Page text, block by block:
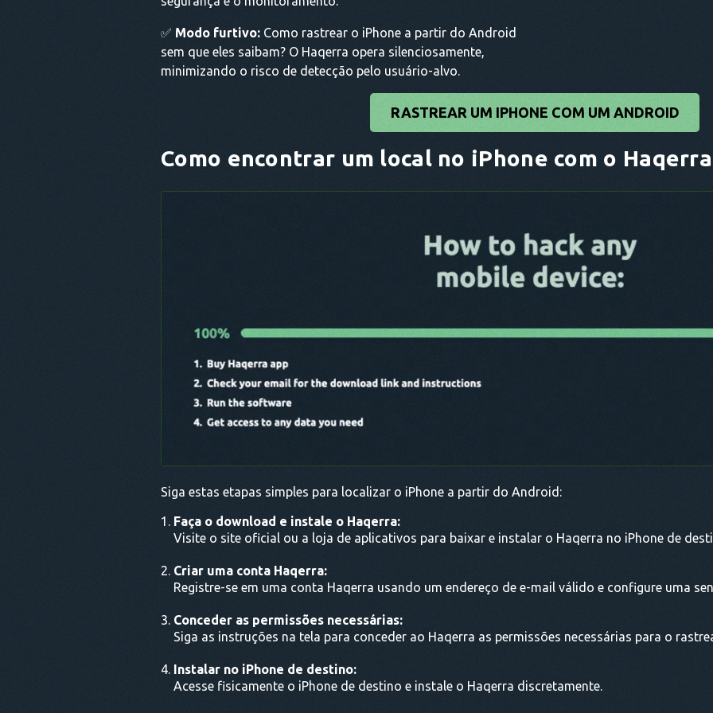
✅ Modo furtivo: Como rastrear o iPhone a partir do Android
sem que eles saibam? O Haqerra opera silenciosamente,
minimizando o risco de detecção pelo usuário-alvo.
RASTREAR UM IPHONE COM UM ANDROID
Como encontrar um local no iPhone com o
Siga estas etapas simples para localizar o iPhone a partir do Android:
Faça o download e instale o Haqerra:
Visite o site oficial ou a loja de aplicativos para baixar e instalar o Haqerra no iPhone de
Criar uma conta Haqerra:
Registre-se em uma conta Haqerra usando um endereço de e-mail válido e configure uma
Conceder as permissões necessárias:
Siga as instruções na tela para conceder ao Haqerra as permissões necessárias para o
Instalar no iPhone de destino:
Acesse fisicamente o iPhone de destino e instale o Haqerra discretamente.